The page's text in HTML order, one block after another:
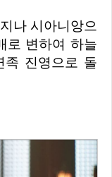
로 변하여 하늘
족 진영으로 돌